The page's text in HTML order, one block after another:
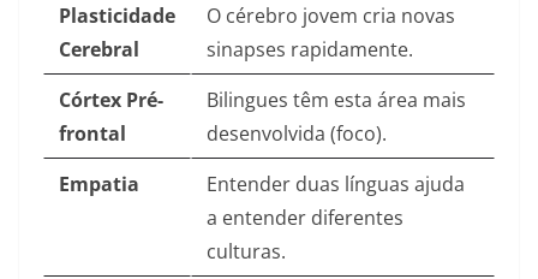
Plasticidade
Cerebral
O cérebro jovem cria novas
sinapses rapidamente.
Córtex Pré-
frontal
Bilingues têm esta área mais
desenvolvida (foco).
Empatia
Entender duas línguas ajuda
a entender diferentes
culturas.